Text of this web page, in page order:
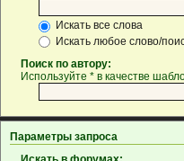
Искать все слова
Искать любое слово/
Поиск по автору:
Используйте * в качестве
Параметры запроса